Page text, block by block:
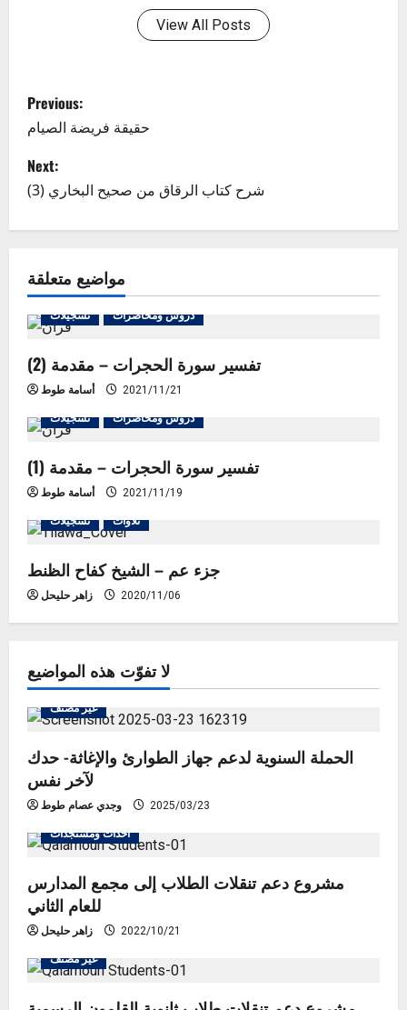
View All Posts
P
o
s
t
a
v
i
g
a
t
i
o
n
Previous:
حقيقة فريضة الصيام
Next:
شرح كتاب الرقاق من صحيح البخاري (3)
مواضيع متعلقة
تسجيلات دروس ومحاضرات
تفسير سورة الحجرات – مقدمة (2)
أسامة طوط 2021/11/21
تسجيلات دروس ومحاضرات
تفسير سورة الحجرات – مقدمة (1)
أسامة طوط 2021/11/19
تسجيلات تلاوات
جزء عم – الشيخ كفاح الظنط
زاهر حليحل 2020/11/06
لا تفوّت هذه المواضيع
غير مصنف
الحملة السنوية لدعم جهاز الطوارئ والإغاثة- حدك
لآخر نفس
وجدي عصام طوط 2025/03/23
أحداث ومستجدات
مشروع دعم تنقلات الطلاب إلى مجمع المدارس
للعام الثاني
زاهر حليحل 2022/10/21
غير مصنف